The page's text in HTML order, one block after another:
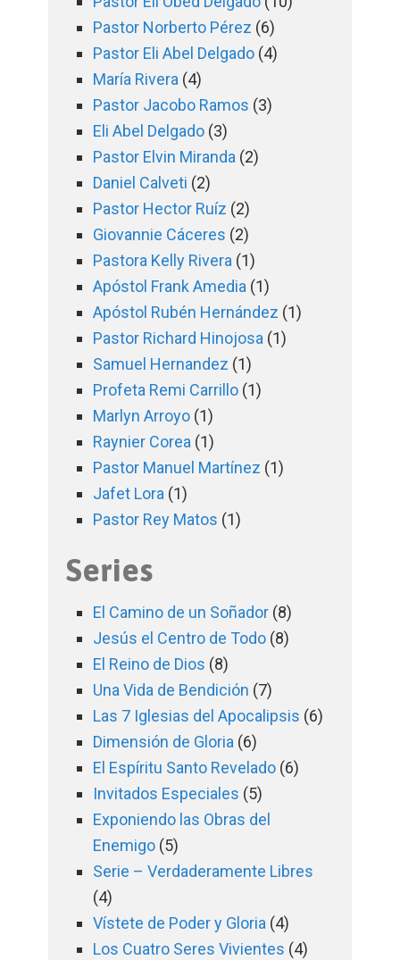
Pastor Norberto Pérez (6)
Pastor Eli Abel Delgado (4)
María Rivera (4)
Pastor Jacobo Ramos (3)
Eli Abel Delgado (3)
Pastor Elvin Miranda (2)
Daniel Calveti (2)
Pastor Hector Ruíz (2)
Giovannie Cáceres (2)
Pastora Kelly Rivera (1)
Apóstol Frank Amedia (1)
Apóstol Rubén Hernández (1)
Pastor Richard Hinojosa (1)
Samuel Hernandez (1)
Profeta Remi Carrillo (1)
Marlyn Arroyo (1)
Raynier Corea (1)
Pastor Manuel Martínez (1)
Jafet Lora (1)
Pastor Rey Matos (1)
Series
El Camino de un Soñador (8)
Jesús el Centro de Todo (8)
El Reino de Dios (8)
Una Vida de Bendición (7)
Las 7 Iglesias del Apocalipsis (6)
Dimensión de Gloria (6)
El Espíritu Santo Revelado (6)
Invitados Especiales (5)
Exponiendo las Obras del
Enemigo (5)
Serie – Verdaderamente Libres
(4)
Vístete de Poder y Gloria (4)
Los Cuatro Seres Vivientes (4)